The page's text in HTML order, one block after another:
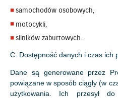
samochodów osobowych,
motocykli,
silników zaburtowych.
C. Dostępność danych i czas ich
Dane są generowane przez
powiązane w sposób ciągły (w
użytkowania. Ich przesył